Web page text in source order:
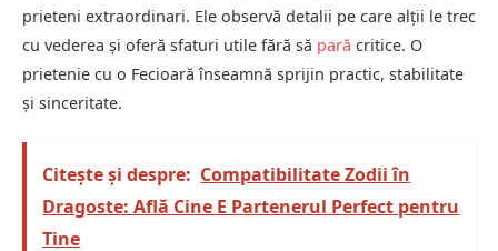
prieteni extraordinari. Ele observă detalii pe care alții le trec
cu vederea și oferă sfaturi utile fără să pară critice. O
prietenie cu o Fecioară înseamnă sprijin practic, stabilitate
și sinceritate.
Citește și despre: Compatibilitate Zodii în
Dragoste: Află Cine E Partenerul Perfect pentru
Tine